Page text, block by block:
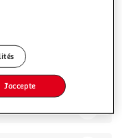
ce produit ?
J'accepte